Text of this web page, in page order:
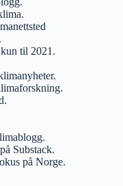
til 2021.
Substack.
på Norge.